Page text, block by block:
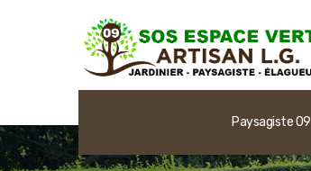
Paysagiste 09